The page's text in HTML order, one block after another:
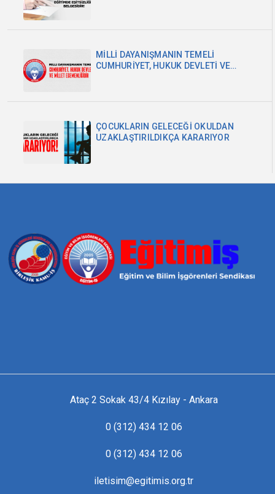
MİLLİ DAYANIŞMANIN TEMELİ
CUMHURİYET, HUKUK DEVLETİ VE
ÇOCUKLARIN GELECEĞİ OKULDAN
UZAKLAŞTIRILDIKÇA KARARIYOR
Ataç 2 Sokak 43/4 Kızılay - Ankara
0 (312) 434 12 06
0 (312) 434 12 06
iletisim@egitimis.org.tr